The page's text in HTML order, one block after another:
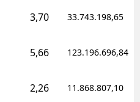
3,70 33.743.198,65
5,66 123.196.696,84
2,26 11.868.807,10